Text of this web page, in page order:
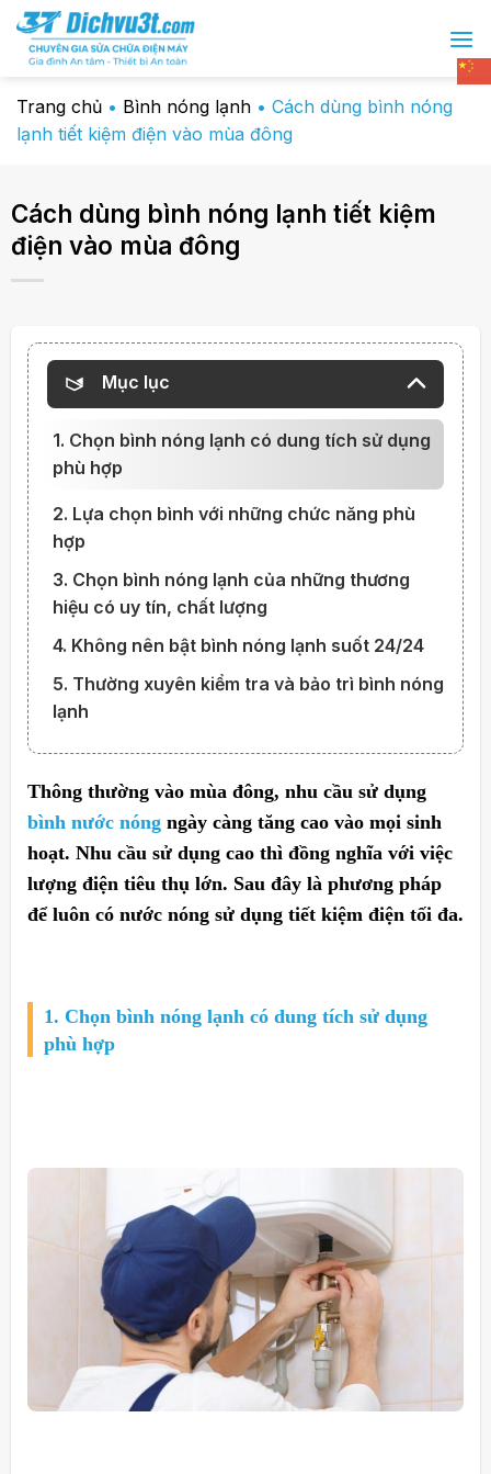
Chuyển
đến
dung
Trang chủ • Bình nóng lạnh • Cách dùng bình nóng
lạnh tiết kiệm điện vào mùa đông
Cách dùng bình nóng lạnh tiết kiệm
điện vào mùa đông
Mục lục
1. Chọn bình nóng lạnh có dung tích sử dụng
phù hợp
2. Lựa chọn bình với những chức năng phù
hợp
3. Chọn bình nóng lạnh của những thương
hiệu có uy tín, chất lượng
4. Không nên bật bình nóng lạnh suốt 24/24
5. Thường xuyên kiểm tra và bảo trì bình nóng
lạnh
Thông thường vào mùa đông, nhu cầu sử dụng
bình nước nóngngày càng tăng cao vào mọi sinh
hoạt. Nhu cầu sử dụng cao thì đồng nghĩa với việc
lượng điện tiêu thụ lớn. Sau đây là phương pháp
để luôn có nước nóng sử dụng tiết kiệm điện tối đa.
1. Chọn bình nóng lạnh có dung tích sử dụng
phù hợp